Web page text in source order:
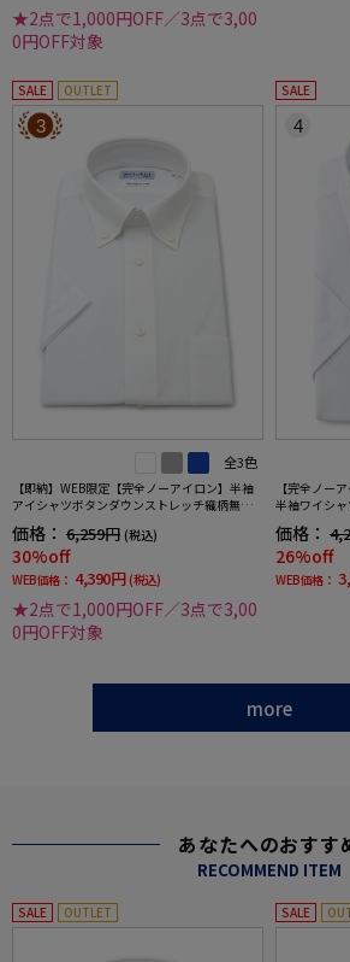
★2点で1,000円OFF／3点で3,00
0円OFF対象
SALE OUTLET
3
全3色
【即納】WEB限定【完全ノーアイロン】半袖
アイシャツボタンダウンストレッチ織柄無地i-
価格： 6,259円 (税込)
30%off
WEB価格： 4,390円 (税込)
★2点で1,000円OFF／3点で3,00
0円OFF対象
SALE
4
【完全ノー
半袖ワイシ
価格：
26%off
WEB価格：
more
あなたへのおすす
RECOMMEND ITEM
SALE OUTLET SALE